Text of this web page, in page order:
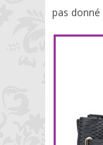
pas donné